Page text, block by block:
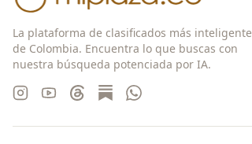
La plataforma de clasificados más inteligente
de Colombia. Encuentra lo que buscas con
nuestra búsqueda potenciada por IA.